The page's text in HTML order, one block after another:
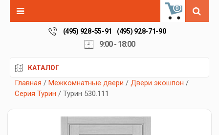
0
(495) 928-55-91 (495) 928-71-90
9:00 - 18:00
КАТАЛОГ
Главная / Межкомнатные двери / Двери экошпон /
Серия Турин / Турин 530.111